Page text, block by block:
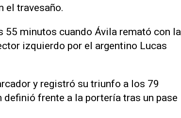
el travesaño.
55 minutos cuando ​Ávila remató ‌con la
izquierdo por el argentino Lucas
y registró su triunfo a los 79
frente a la portería tras un pase